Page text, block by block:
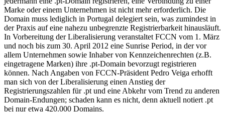
Marke oder einem Unternehmen ist nicht mehr erforderlich. Die
Domain muss lediglich in Portugal delegiert sein, was zumindest in
der Praxis auf eine nahezu unbegrenzte Registrierbarkeit hinausläuft.
In Vorbereitung der Liberalisierung veranstaltet FCCN vom 1. März
und noch bis zum 30. April 2012 eine Sunrise Period, in der vor
allem Unternehmen sowie Inhaber von Kennzeichenrechten (z.B.
eingetragene Marken) ihre .pt-Domain bevorzugt registrieren
können. Nach Angaben von FCCN-Präsident Pedro Veiga erhofft
man sich von der Liberalisierung einen Anstieg der
Registrierungszahlen für .pt und eine Abkehr vom Trend zu anderen
Domain-Endungen; schaden kann es nicht, denn aktuell notiert .pt
bei nur etwa 420.000 Domains.